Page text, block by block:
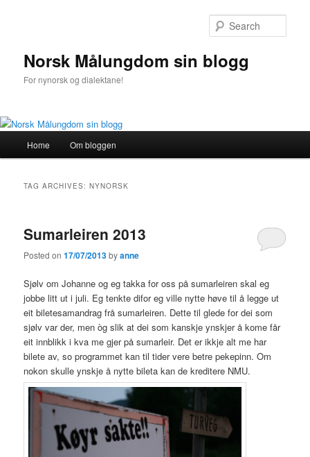
Norsk Målungdom sin blogg
For nynorsk og dialektane!
Skip
content
Skip
content
Home Om bloggen
TAG ARCHIVES:NYNORSK
Sumarleiren 2013
Posted on17/07/2013byanne
Sjølv om Johanne og eg takka for oss på sumarleiren skal eg
jobbe litt ut i juli. Eg tenkte difor eg ville nytte høve til å legge ut
eit biletesamandrag frå sumarleiren. Dette til glede for dei som
sjølv var der, men òg slik at dei som kanskje ynskjer å kome får
eit innblikk i kva me gjer på sumarleir. Det er ikkje alt me har
bilete av, so programmet kan til tider vere betre pekepinn. Om
nokon skulle ynskje å nytte bileta kan de kreditere NMU.